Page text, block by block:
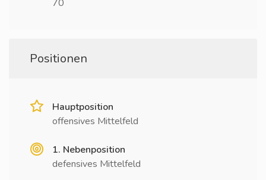
70
Positionen
Hauptposition
offensives Mittelfeld
1. Nebenposition
defensives Mittelfeld